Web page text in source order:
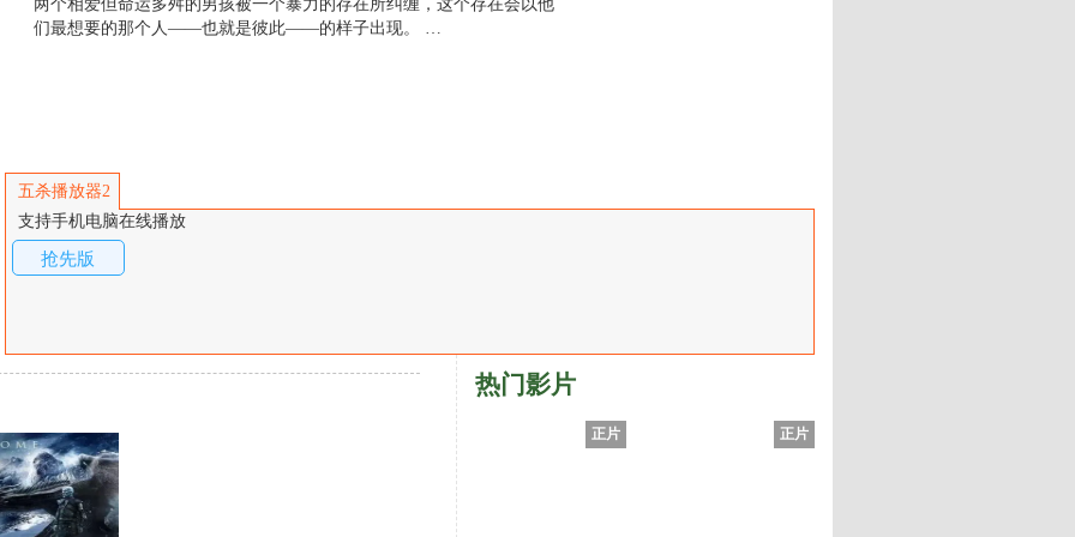
两个相爱但命运多舛的男孩被一个暴力的存在所纠缠，这个存在会以他
们最想要的那个人——也就是彼此——的样子出现。 …
五杀播放器2
支持手机电脑在线播放
抢先版
热门影片
正片 正片